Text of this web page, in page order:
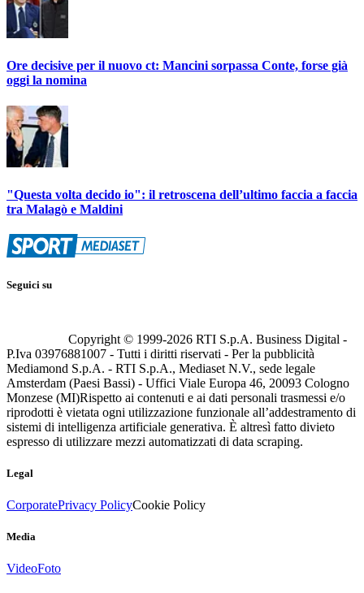
Ore decisive per il nuovo ct: Mancini sorpassa Conte, forse già
oggi la nomina
"Questa volta decido io": il retroscena dell’ultimo faccia a faccia
tra Malagò e Maldini
Seguici su
Copyright © 1999-2026 RTI S.p.A. Business Digital -
P.Iva 03976881007 - Tutti i diritti riservati - Per la pubblicità
Mediamond S.p.A. - RTI S.p.A., Mediaset N.V., sede legale
Amsterdam (Paesi Bassi) - Uffici Viale Europa 46, 20093 Cologno
Monzese (MI)Rispetto ai contenuti e ai dati personali trasmessi e/o
riprodotti è vietata ogni utilizzazione funzionale all’addestramento di
sistemi di intelligenza artificiale generativa. È altresì fatto divieto
espresso di utilizzare mezzi automatizzati di data scraping.
Legal
CorporatePrivacy PolicyCookie Policy
Media
VideoFoto